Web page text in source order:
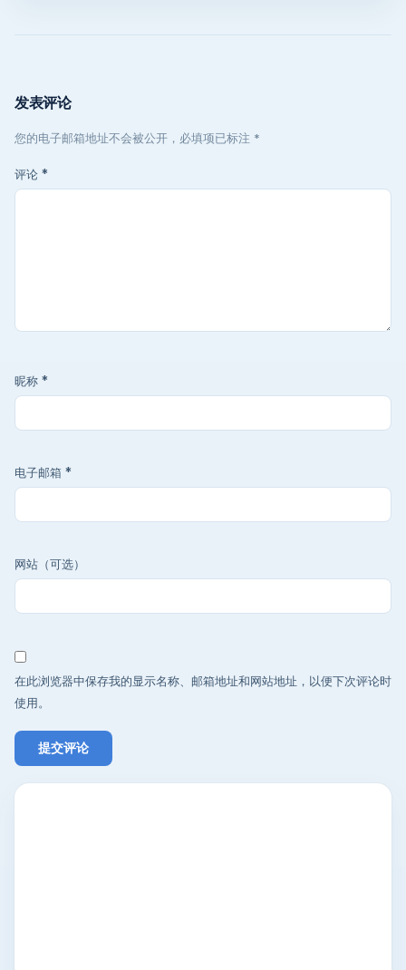
发表评论
您的电子邮箱地址不会被公开，必填项已标注 *
评论 *
昵称 *
电子邮箱 *
网站（可选）
在此浏览器中保存我的显示名称、邮箱地址和网站地址，以便下次评论时
使用。